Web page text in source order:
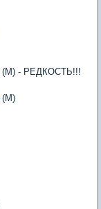
(M) - РЕДКОСТЬ!!!
(M)